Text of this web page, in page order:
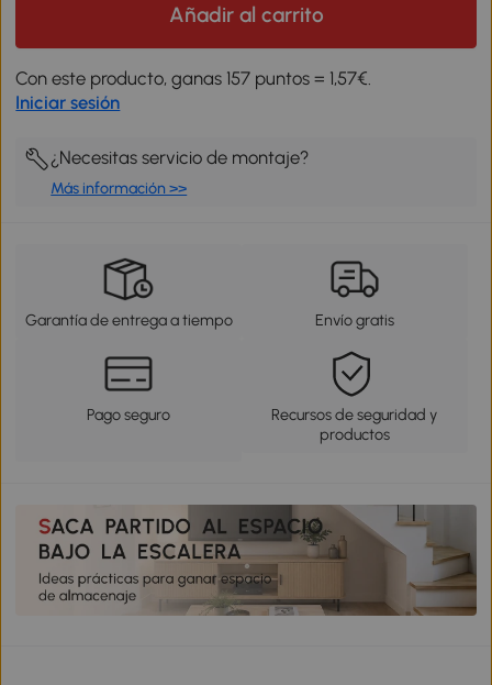
Añadir al carrito
Con este producto, ganas 157 puntos = 1,57€.
Iniciar sesión
¿Necesitas servicio de montaje?
Más información >>
Garantía de entrega a tiempo Envío gratis
Pago seguro
Recursos de seguridad y
productos